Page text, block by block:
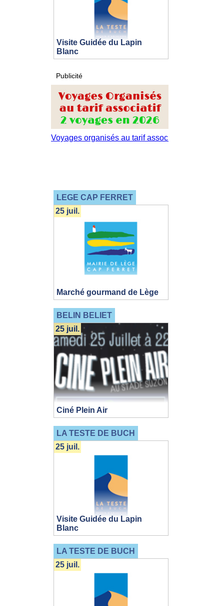
Visite Guidée du Lapin
Blanc
Publicité
LEGE CAP FERRET
Marché gourmand de Lège
25 juil.
BELIN BELIET
Ciné Plein Air
25 juil.
LA TESTE DE BUCH
Visite Guidée du Lapin
Blanc
25 juil.
LA TESTE DE BUCH
25 juil.